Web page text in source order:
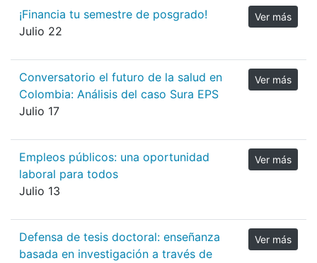
¡Financia tu semestre de posgrado!
Julio 22
Ver más
Conversatorio el futuro de la salud en
Colombia: Análisis del caso Sura EPS
Julio 17
Ver más
Empleos públicos: una oportunidad
laboral para todos
Julio 13
Ver más
Defensa de tesis doctoral: enseñanza
basada en investigación a través de
Ver más